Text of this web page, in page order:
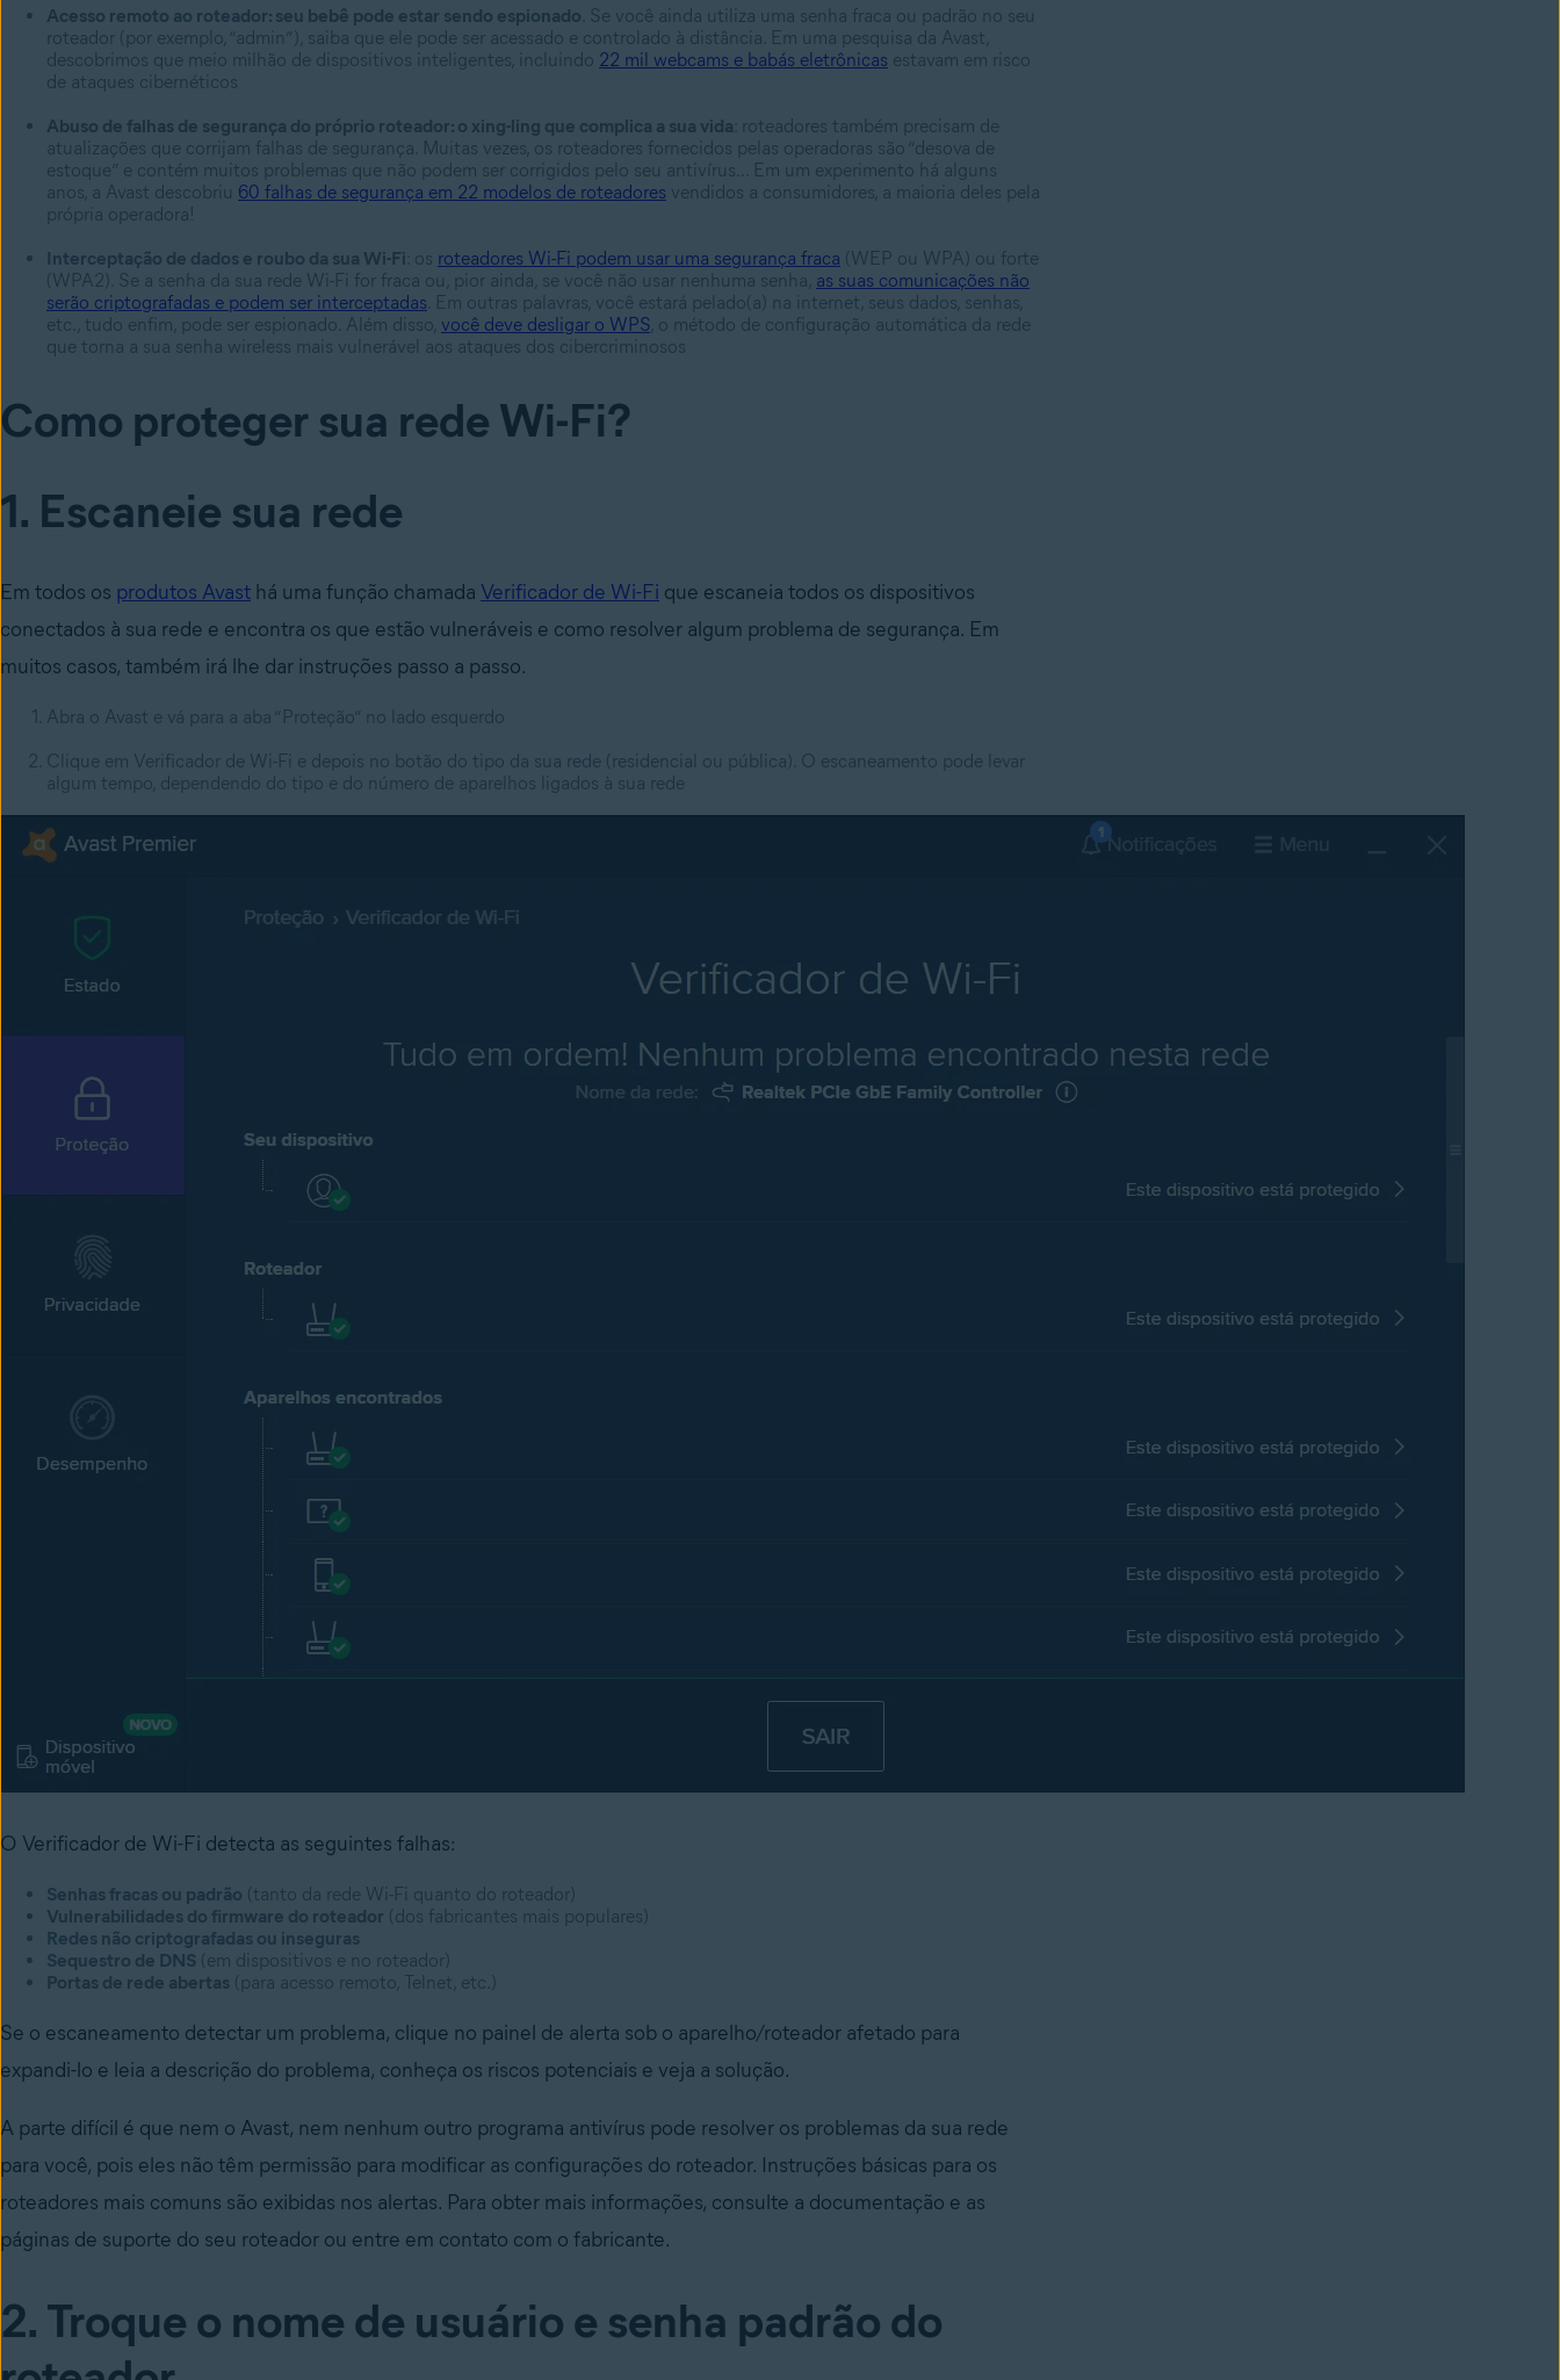
Acesso remoto ao roteador: seu bebê pode estar sendo espionado . Se você ainda utiliza uma senha fraca ou padrão no seu
roteador (por exemplo, “admin”), saiba que ele pode ser acessado e controlado à distância. Em uma pesquisa da Avast,
descobrimos que meio milhão de dispositivos inteligentes, incluindo 22 mil webcams e babás eletrônicas estavam em risco
de ataques cibernéticos
Abuso de falhas de segurança do próprio roteador: o xing-ling que complica a sua vida : roteadores também precisam de
atualizações que corrijam falhas de segurança. Muitas vezes, os roteadores fornecidos pelas operadoras são “desova de
estoque” e contém muitos problemas que não podem ser corrigidos pelo seu antivírus... Em um experimento há alguns
anos, a Avast descobriu 60 falhas de segurança em 22 modelos de roteadores vendidos a consumidores, a maioria deles pela
própria operadora!
Interceptação de dados e roubo da sua Wi-Fi : os roteadores Wi-Fi podem usar uma segurança fraca (WEP ou WPA) ou forte
(WPA2). Se a senha da sua rede Wi-Fi for fraca ou, pior ainda, se você não usar nenhuma senha, as suas comunicações não
serão criptografadas e podem ser interceptadas . Em outras palavras, você estará pelado(a) na internet, seus dados, senhas,
etc., tudo enfim, pode ser espionado. Além disso, você deve desligar o WPS, o método de configuração automática da rede
que torna a sua senha wireless mais vulnerável aos ataques dos cibercriminosos
Como proteger sua rede Wi-Fi?
1. Escaneie sua rede
Em todos os produtos Avast há uma função chamada Verificador de Wi-Fi que escaneia todos os dispositivos
conectados à sua rede e encontra os que estão vulneráveis e como resolver algum problema de segurança. Em
muitos casos, também irá lhe dar instruções passo a passo.
Abra o Avast e vá para a aba “Proteção” no lado esquerdo
Clique em Verificador de Wi-Fi e depois no botão do tipo da sua rede (residencial ou pública). O escaneamento pode levar
algum tempo, dependendo do tipo e do número de aparelhos ligados à sua rede
O Verificador de Wi-Fi detecta as seguintes falhas:
Senhas fracas ou padrão (tanto da rede Wi-Fi quanto do roteador)
Vulnerabilidades do firmware do roteador (dos fabricantes mais populares)
Redes não criptografadas ou inseguras
Sequestro de DNS (em dispositivos e no roteador)
Portas de rede abertas (para acesso remoto, Telnet, etc.)
Se o escaneamento detectar um problema, clique no painel de alerta sob o aparelho/roteador afetado para
expandi-lo e leia a descrição do problema, conheça os riscos potenciais e veja a solução.
A parte difícil é que nem o Avast, nem nenhum outro programa antivírus pode resolver os problemas da sua rede
para você, pois eles não têm permissão para modificar as configurações do roteador. Instruções básicas para os
roteadores mais comuns são exibidas nos alertas. Para obter mais informações, consulte a documentação e as
páginas de suporte do seu roteador ou entre em contato com o fabricante.
2. Troque o nome de usuário e senha padrão do